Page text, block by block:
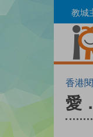
to
教城
香港
愛